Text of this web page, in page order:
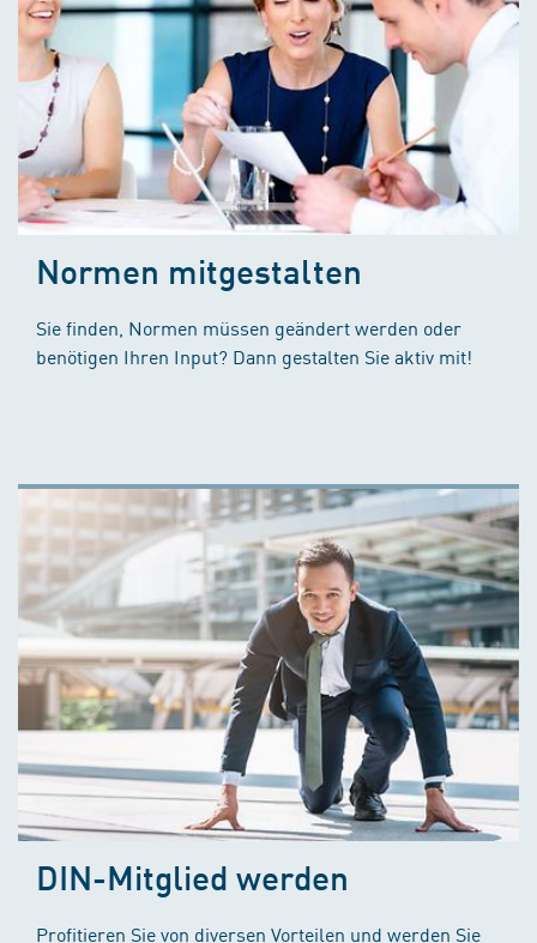
Normen mitgestalten
Sie finden, Normen müssen geändert werden oder
benötigen Ihren Input? Dann gestalten Sie aktiv mit!
DIN-Mitglied werden
Profitieren Sie von diversen Vorteilen und werden Sie